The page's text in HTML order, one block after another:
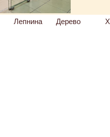
Лепнина Дерево